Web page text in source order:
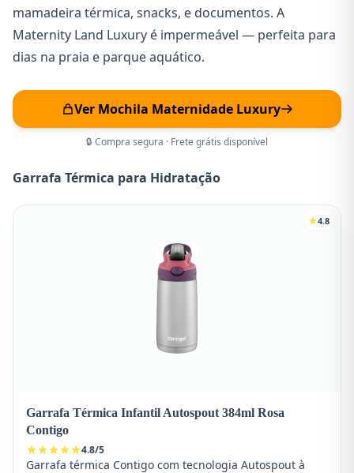
mamadeira térmica, snacks, e documentos. A
Maternity Land Luxury é impermeável — perfeita para
dias na praia e parque aquático.
Ver Mochila Maternidade Luxury
🔒 Compra segura · Frete grátis disponível
Garrafa Térmica para Hidratação
4.8
Garrafa Térmica Infantil Autospout 384ml Rosa
Contigo
4.8/5
Garrafa térmica Contigo com tecnologia Autospout à